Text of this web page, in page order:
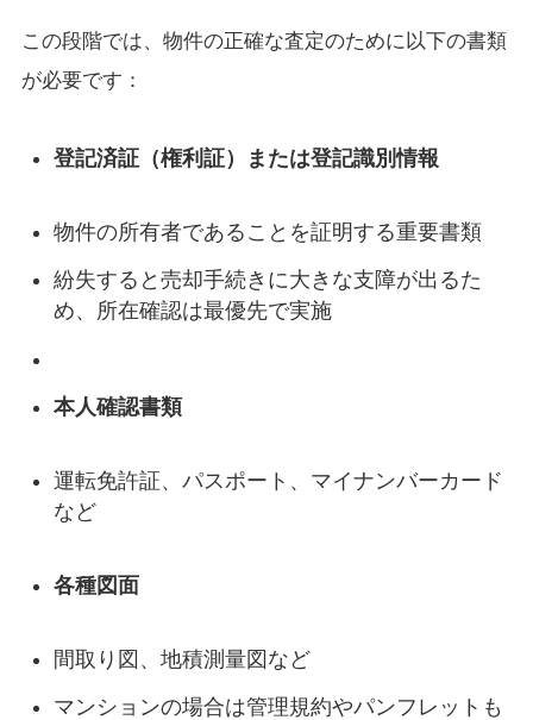
この段階では、物件の正確な査定のために以下の書類
が必要です：
登記済証（権利証）または登記識別情報
物件の所有者であることを証明する重要書類
紛失すると売却手続きに大きな支障が出るた
め、所在確認は最優先で実施
本人確認書類
運転免許証、パスポート、マイナンバーカード
など
各種図面
間取り図、地積測量図など
マンションの場合は管理規約やパンフレットも